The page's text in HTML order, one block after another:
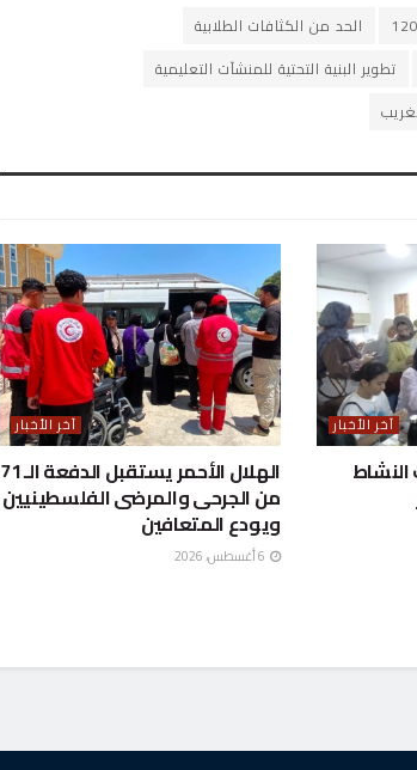
الحد من الكثافات الطلابية
تطوير البنية التحتية للمنشآت التعليمية
آخر الأخبار آخر الأخبار
الهلال الأحمر يستقبل الدفعة الـ 71
من الجرحى والمرضى الفلسطينيين
ويودع المتعافين